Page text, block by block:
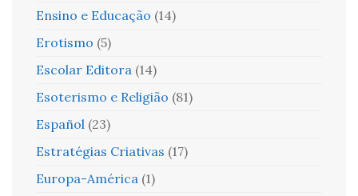
Ensino e Educação (14)
Erotismo (5)
Escolar Editora (14)
Esoterismo e Religião (81)
Español (23)
Estratégias Criativas (17)
Europa-América (1)